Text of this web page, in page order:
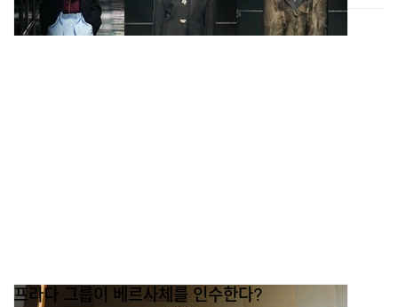
프라다 그룹이 베르사체를 인수한다?